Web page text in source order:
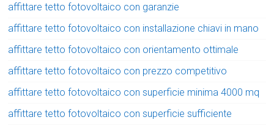
affittare tetto fotovoltaico con garanzie
affittare tetto fotovoltaico con installazione chiavi in mano
affittare tetto fotovoltaico con orientamento ottimale
affittare tetto fotovoltaico con prezzo competitivo
affittare tetto fotovoltaico con superficie minima 4000 mq
affittare tetto fotovoltaico con superficie sufficiente